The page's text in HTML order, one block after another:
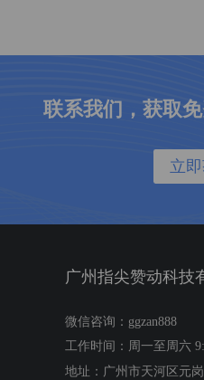
联系我们，获取
立
广州指尖赞动科技
微信咨询：ggzan888
工作时间：周一至周六
地址：广州市天河区元